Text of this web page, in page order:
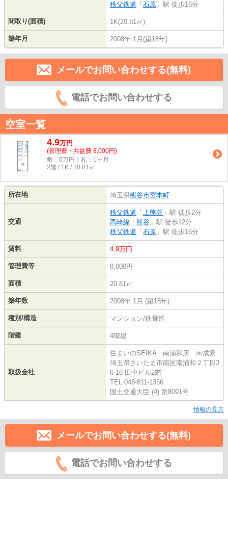
秩父鉄道 「 石原 」駅 徒歩16分
間取り(面積) 1K(20.81㎡)
築年月 2008年 1月(築18年)
メールでお問い合わせする(無料)
電話でお問い合わせする
空室一覧
4.9万円
(管理費・共益費 8,000円)
敷：0万円｜礼：1ヶ月
2階 / 1K / 20.81㎡
所在地 埼玉県熊谷市宮本町
交通
秩父鉄道 「 上熊谷 」駅 徒歩2分
高崎線 「 熊谷 」駅 徒歩12分
秩父鉄道 「 石原 」駅 徒歩16分
賃料 4.9万円
管理費等 8,000円
面積 20.81㎡
築年数 2008年 1月 (築18年)
種別/構造 マンション/鉄骨造
階建 4階建
取扱会社
住まいのSEIKA 南浦和店 ㈱成家
埼玉県さいたま市南区南浦和２丁目3
6-16 田中ビル2階
TEL:048-811-1356
国土交通大臣 (4) 第8091号
情報の見方
メールでお問い合わせする(無料)
電話でお問い合わせする